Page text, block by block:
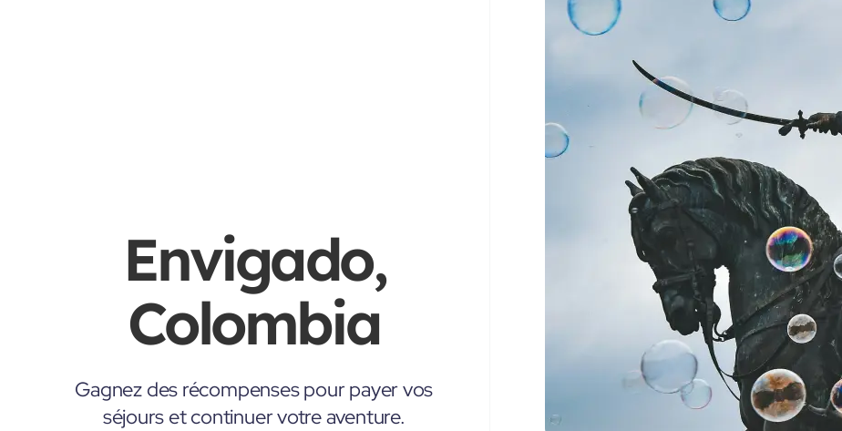
Envigado,
Colombia
Gagnez des récompenses pour payer vos
séjours et continuer votre aventure.